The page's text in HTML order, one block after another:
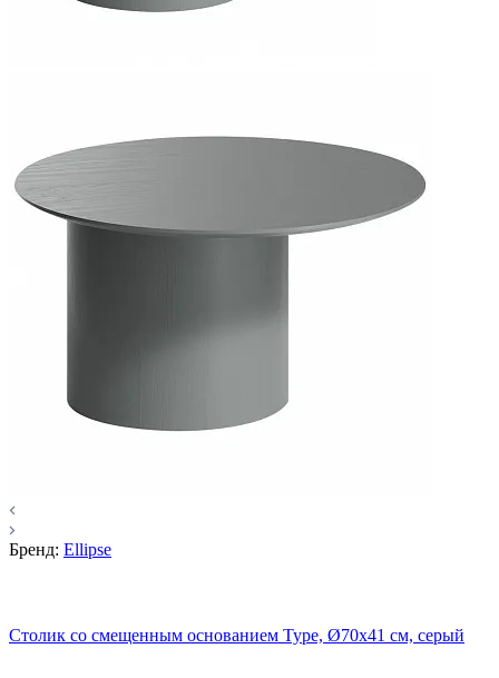
Бренд: Ellipse
Столик со смещенным основанием Type, Ø70х41 см, серый